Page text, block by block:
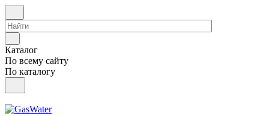
Каталог
По всему сайту
По каталогу